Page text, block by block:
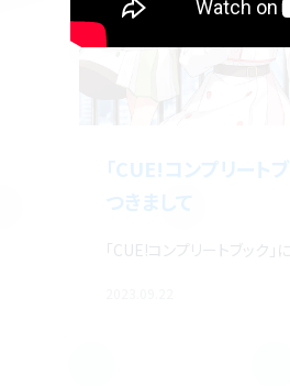
「CUE!コンプリート
つきまして
「CUE!コンプリートブック」